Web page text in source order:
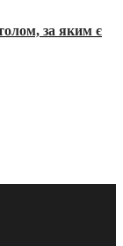
за яким є